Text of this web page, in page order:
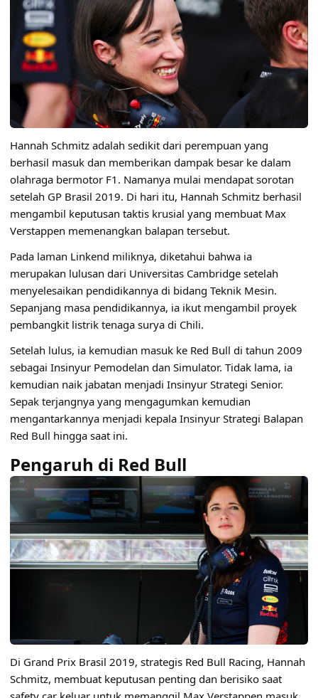
Hannah Schmitz adalah sedikit dari perempuan yang
berhasil masuk dan memberikan dampak besar ke dalam
olahraga bermotor F1. Namanya mulai mendapat sorotan
setelah GP Brasil 2019. Di hari itu, Hannah Schmitz berhasil
mengambil keputusan taktis krusial yang membuat Max
Verstappen memenangkan balapan tersebut.
Pada laman Linkend miliknya, diketahui bahwa ia
merupakan lulusan dari Universitas Cambridge setelah
menyelesaikan pendidikannya di bidang Teknik Mesin.
Sepanjang masa pendidikannya, ia ikut mengambil proyek
pembangkit listrik tenaga surya di Chili.
Setelah lulus, ia kemudian masuk ke Red Bull di tahun 2009
sebagai Insinyur Pemodelan dan Simulator. Tidak lama, ia
kemudian naik jabatan menjadi Insinyur Strategi Senior.
Sepak terjangnya yang mengagumkan kemudian
mengantarkannya menjadi kepala Insinyur Strategi Balapan
Red Bull hingga saat ini.
Pengaruh di Red Bull
Di Grand Prix Brasil 2019, strategis Red Bull Racing, Hannah
Schmitz, membuat keputusan penting dan berisiko saat